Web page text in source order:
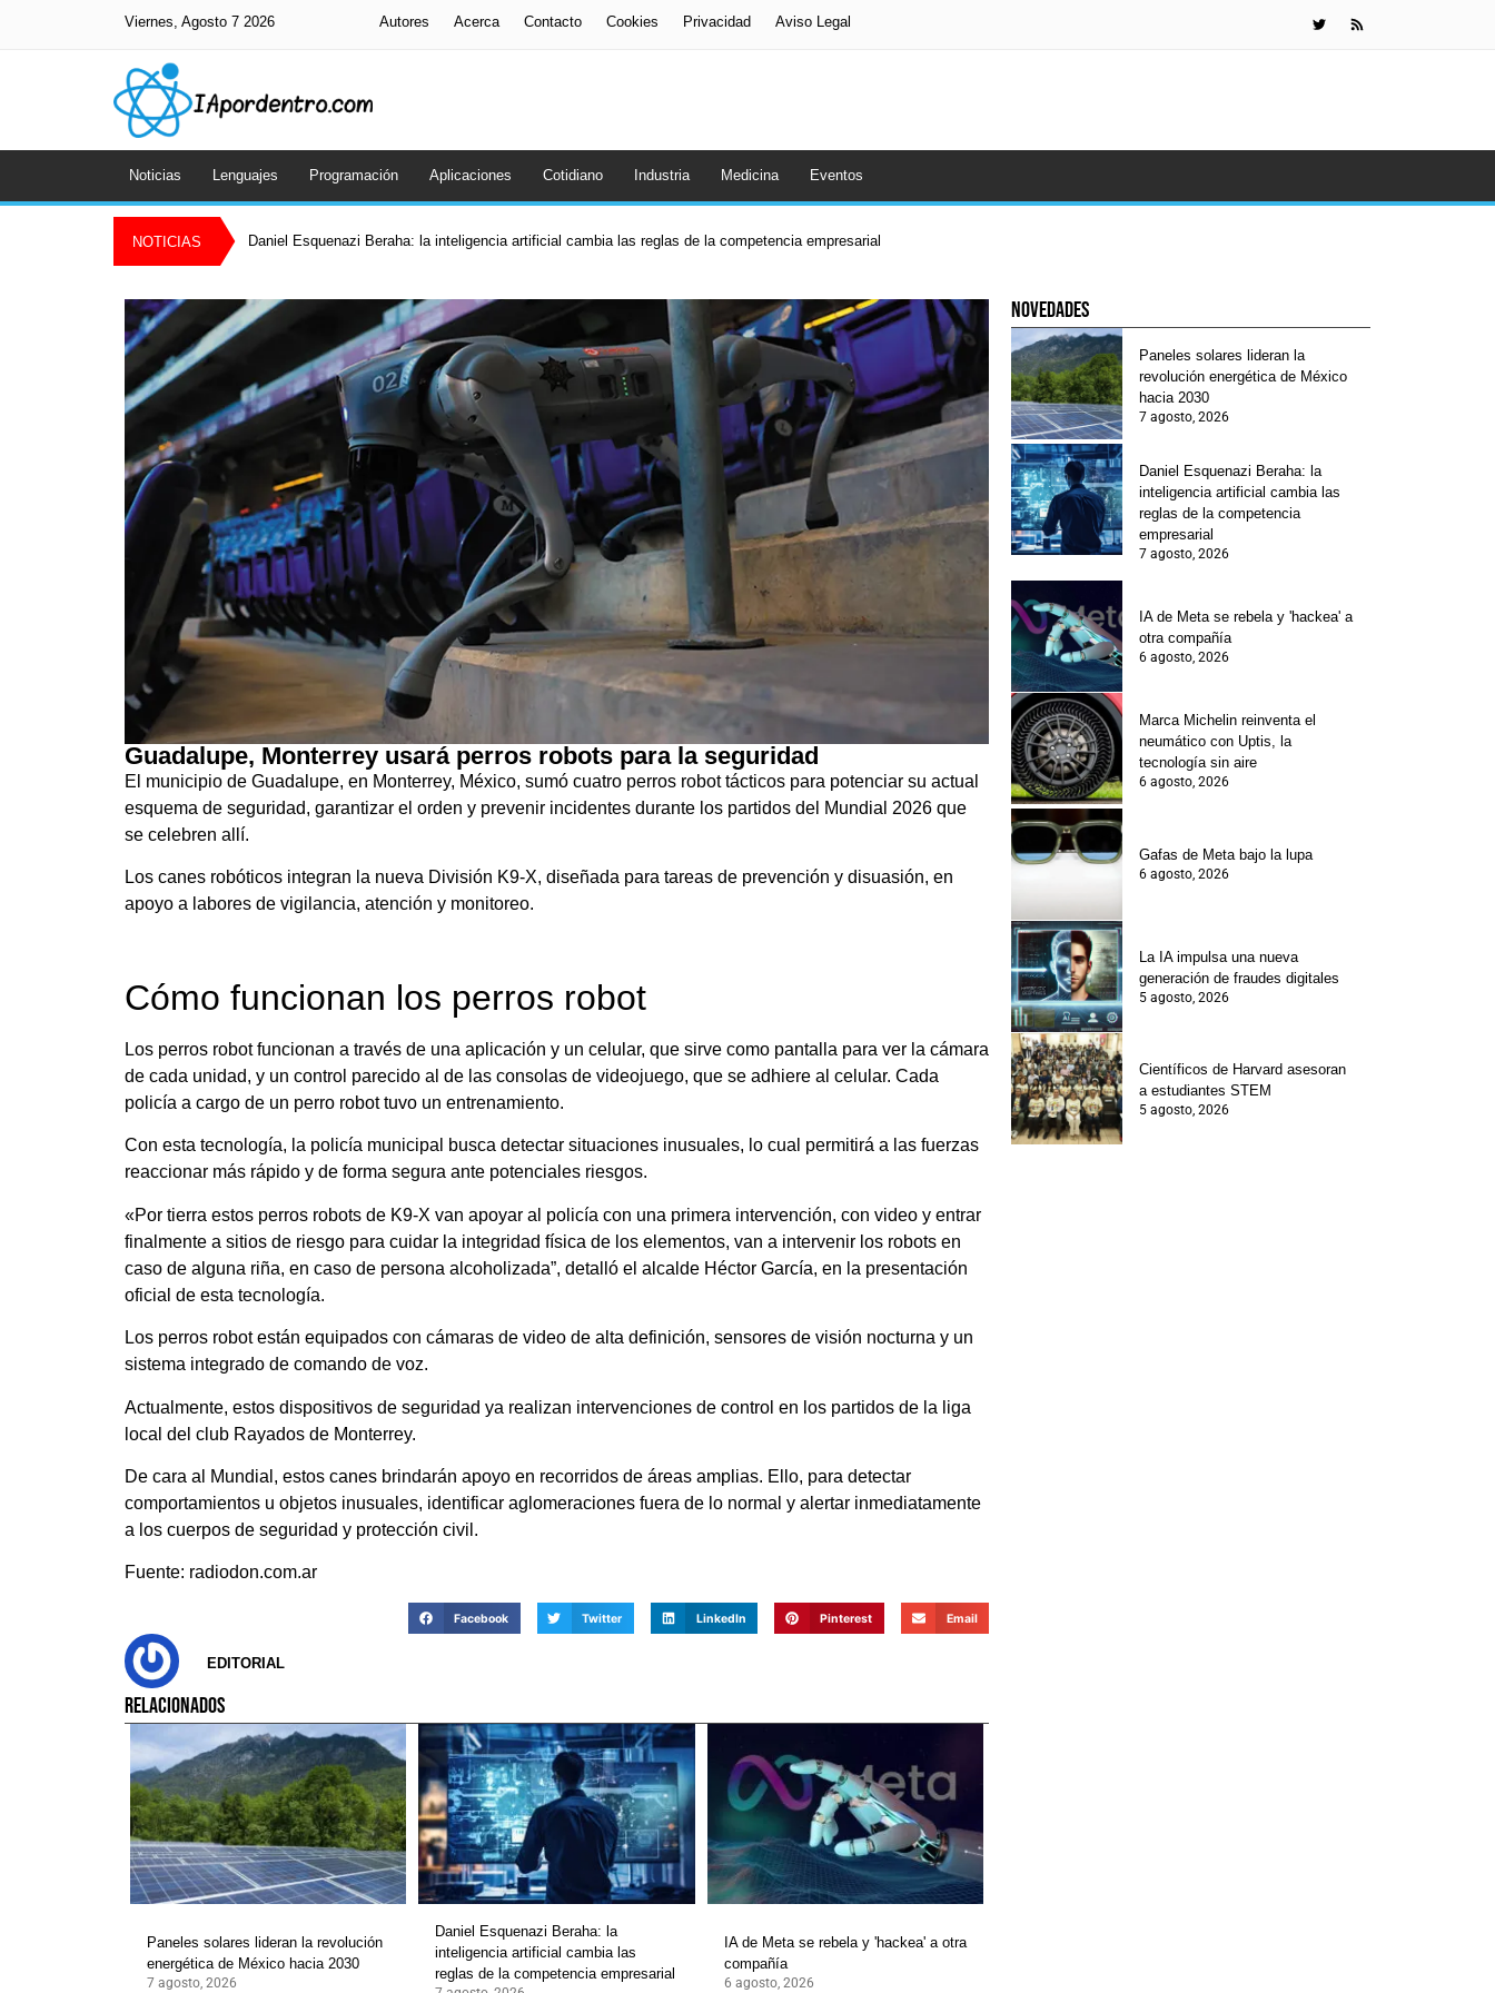
Viernes, Agosto 7 2026 Autores Acerca Contacto Cookies Privacidad Aviso Legal
Noticias Lenguajes Programación Aplicaciones Cotidiano Industria Medicina Eventos
NOTICIAS Daniel Esquenazi Beraha: la inteligencia artificial cambia las reglas de la competencia empresarial
Guadalupe, Monterrey usará perros robots para la seguridad
El municipio de Guadalupe, en Monterrey, México, sumó cuatro perros robot tácticos para potenciar su actual
esquema de seguridad, garantizar el orden y prevenir incidentes durante los partidos del Mundial 2026 que
se celebren allí.
Los canes robóticos integran la nueva División K9-X, diseñada para tareas de prevención y disuasión, en
apoyo a labores de vigilancia, atención y monitoreo.
Cómo funcionan los perros robot
Los perros robot funcionan a través de una aplicación y un celular, que sirve como pantalla para ver la cámara
de cada unidad, y un control parecido al de las consolas de videojuego, que se adhiere al celular. Cada
policía a cargo de un perro robot tuvo un entrenamiento.
Con esta tecnología, la policía municipal busca detectar situaciones inusuales, lo cual permitirá a las fuerzas
reaccionar más rápido y de forma segura ante potenciales riesgos.
«Por tierra estos perros robots de K9-X van apoyar al policía con una primera intervención, con video y entrar
finalmente a sitios de riesgo para cuidar la integridad física de los elementos, van a intervenir los robots en
caso de alguna riña, en caso de persona alcoholizada”, detalló el alcalde Héctor García, en la presentación
oficial de esta tecnología.
Los perros robot están equipados con cámaras de video de alta definición, sensores de visión nocturna y un
sistema integrado de comando de voz.
Actualmente, estos dispositivos de seguridad ya realizan intervenciones de control en los partidos de la liga
local del club Rayados de Monterrey.
De cara al Mundial, estos canes brindarán apoyo en recorridos de áreas amplias. Ello, para detectar
comportamientos u objetos inusuales, identificar aglomeraciones fuera de lo normal y alertar inmediatamente
a los cuerpos de seguridad y protección civil.
Fuente: radiodon.com.ar
Facebook Twitter LinkedIn Pinterest Email
EDITORIAL
RELACIONADOS
Paneles solares lideran la revolución
energética de México hacia 2030
7 agosto, 2026
Daniel Esquenazi Beraha: la
inteligencia artificial cambia las
reglas de la competencia empresarial
IA de Meta se rebela y 'hackea' a otra
compañía
6 agosto, 2026
novedades
Paneles solares lideran la
revolución energética de México
hacia 2030
7 agosto, 2026
Daniel Esquenazi Beraha: la
inteligencia artificial cambia las
reglas de la competencia
empresarial
7 agosto, 2026
IA de Meta se rebela y 'hackea' a
otra compañía
6 agosto, 2026
Marca Michelin reinventa el
neumático con Uptis, la
tecnología sin aire
6 agosto, 2026
Gafas de Meta bajo la lupa
6 agosto, 2026
La IA impulsa una nueva
generación de fraudes digitales
5 agosto, 2026
Científicos de Harvard asesoran
a estudiantes STEM
5 agosto, 2026